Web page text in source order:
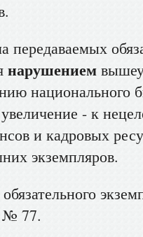
нарушением
национального
- к
и кадровых
экземпляров.
№ 77.